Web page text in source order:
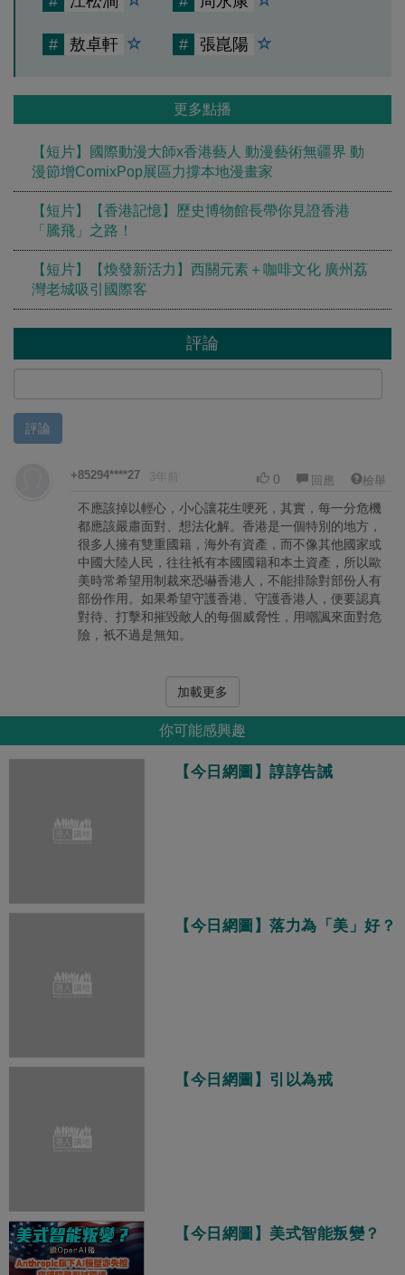
# 敖卓軒 # 張崑陽
更多點播
【短片】國際動漫大師x香港藝人 動漫藝術無疆界 動
漫節增ComixPop展區力撐本地漫畫家
【短片】【香港記憶】歷史博物館長帶你見證香港
「騰飛」之路！
【短片】【煥發新活力】西關元素＋咖啡文化 廣州荔
灣老城吸引國際客
評論
評論
+85294****27 3年前 0 回應 檢舉
不應該掉以輕心，小心讓花生哽死，其實，每一分危機
都應該嚴肅面對、想法化解。香港是一個特別的地方，
很多人擁有雙重國籍，海外有資產，而不像其他國家或
中國大陸人民，往往衹有本國國籍和本土資產，所以歐
美時常希望用制裁來恐嚇香港人，不能排除對部份人有
部份作用。如果希望守護香港、守護香港人，便要認真
對待、打擊和摧毀敵人的每個威脅性，用嘲諷來面對危
險，衹不過是無知。
加載更多
你可能感興趣
【今日網圖】諄諄告誡
【今日網圖】落力為「美」好？
【今日網圖】引以為戒
【今日網圖】美式智能叛變？